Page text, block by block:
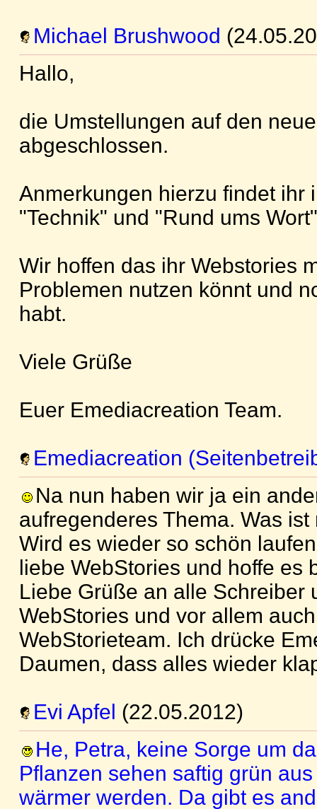
Michael Brushwood
Hallo,
die Umstellungen auf den
abgeschlossen.
Anmerkungen hierzu findet ihr
"Technik" und "Rund ums
Wir hoffen das ihr Webstories
Problemen nutzen könnt und
habt.
Viele Grüße
Euer Emediacreation Team.
Emediacreation
Na nun haben wir ja ein
aufregenderes Thema. Was
Wird es wieder so schön
liebe WebStories und hoffe es
Liebe Grüße an alle Schreiber
WebStories und vor allem
WebStorieteam. Ich drücke
Daumen, dass alles wieder
Evi Apfel (22.05.2012)
He, Petra, keine Sorge um
Pflanzen sehen saftig grün
wärmer werden. Da gibt es